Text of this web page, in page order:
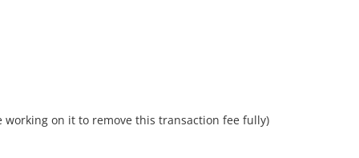
on it to remove this transaction fee fully)